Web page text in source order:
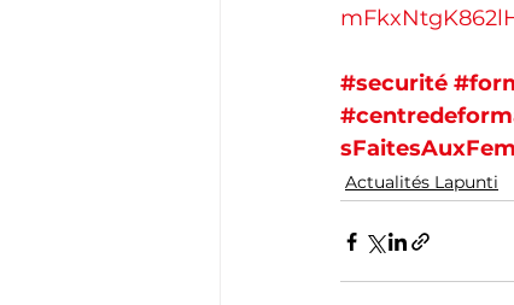
#securité
Actualités Lapunti